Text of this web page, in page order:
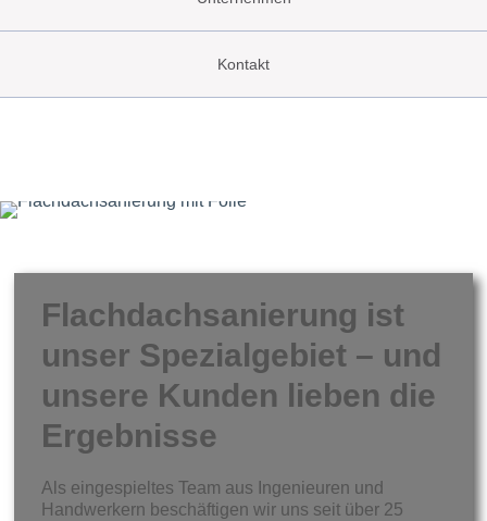
Kontakt
Flachdachsanierung ist
unser Spezialgebiet – und
unsere Kunden lieben die
Ergebnisse
Als eingespieltes Team aus Ingenieuren und
Handwerkern beschäftigen wir uns seit über 25